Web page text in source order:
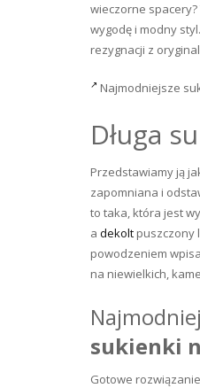
wieczorne spacery?
wygodę i modny
rezygnacji z
Najmodniejsze
Długa
Przedstawiamy ją
zapomniana i
to taka, która jest
a dekolt puszczony
powodzeniem
na niewielkich,
sukienki
Gotowe